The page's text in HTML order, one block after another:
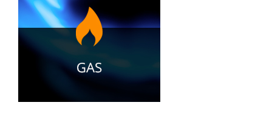
INTERVENTI SU RETE
IGIENE URBANA
TARI TRASPARENZA NEL SERVIZIO DI
RACCOLTA DIFFERENZIATA